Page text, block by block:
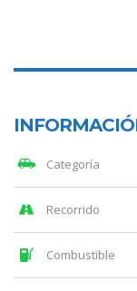
Categoría
Recorrido
Combustible